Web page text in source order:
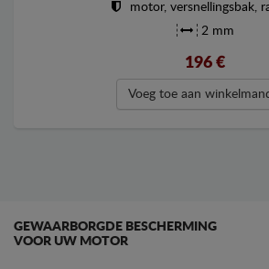
motor, versnellingsbak,
2 mm
196 €
Voeg toe aan
GEWAARBORGDE BESCHERMING
VOOR UW MOTOR